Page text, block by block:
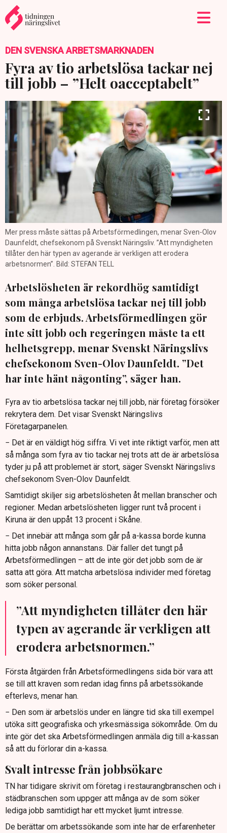
DEN SVENSKA ARBETSMARKNADEN
Fyra av tio arbetslösa tackar nej
till jobb – ”Helt oacceptabelt”
Mer press måste sättas på Arbetsförmedlingen, menar Sven-Olov
Daunfeldt, chefsekonom på Svenskt Näringsliv. ”Att myndigheten
tillåter den här typen av agerande är verkligen att erodera
arbetsnormen”. Bild: STEFAN TELL
Arbetslösheten är rekordhög samtidigt
som många arbetslösa tackar nej till jobb
som de erbjuds. Arbetsförmedlingen gör
inte sitt jobb och regeringen måste ta ett
helhetsgrepp, menar Svenskt Näringslivs
chefsekonom Sven-Olov Daunfeldt. ”Det
har inte hänt någonting”, säger han.
Fyra av tio arbetslösa tackar nej till jobb, när företag försöker
rekrytera dem. Det visar Svenskt Näringslivs
Företagarpanelen.
− Det är en väldigt hög siffra. Vi vet inte riktigt varför, men att
så många som fyra av tio tackar nej trots att de är arbetslösa
tyder ju på att problemet är stort, säger Svenskt Näringslivs
chefsekonom Sven-Olov Daunfeldt.
Samtidigt skiljer sig arbetslösheten åt mellan branscher och
regioner. Medan arbetslösheten ligger runt två procent i
Kiruna är den uppåt 13 procent i Skåne.
− Det innebär att många som går på a-kassa borde kunna
hitta jobb någon annanstans. Där faller det tungt på
Arbetsförmedlingen – att de inte gör det jobb som de är
satta att göra. Att matcha arbetslösa individer med företag
som söker personal.
”Att myndigheten tillåter den här
typen av agerande är verkligen att
erodera arbetsnormen.”
Första åtgärden från Arbetsförmedlingens sida bör vara att
se till att kraven som redan idag finns på arbetssökande
efterlevs, menar han.
− Den som är arbetslös under en längre tid ska till exempel
utöka sitt geografiska och yrkesmässiga sökområde. Om du
inte gör det ska Arbetsförmedlingen anmäla dig till a-kassan
så att du förlorar din a-kassa.
Svalt intresse från jobbsökare
TN har tidigare skrivit om företag i restaurangbranschen och i
städbranschen som uppger att många av de som söker
lediga jobb samtidigt har ett mycket ljumt intresse.
De berättar om arbetssökande som inte har de erfarenheter